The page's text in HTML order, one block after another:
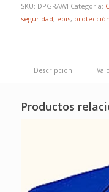
SKU: DPGRAWI Categoría:
seguridad, epis, protección
Descripción
Productos